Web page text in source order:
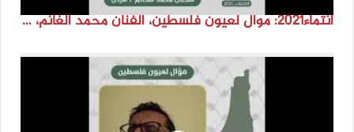
انتماء2021: موال لعيون فلسطين، الفنان محمد الغانم، الاردن